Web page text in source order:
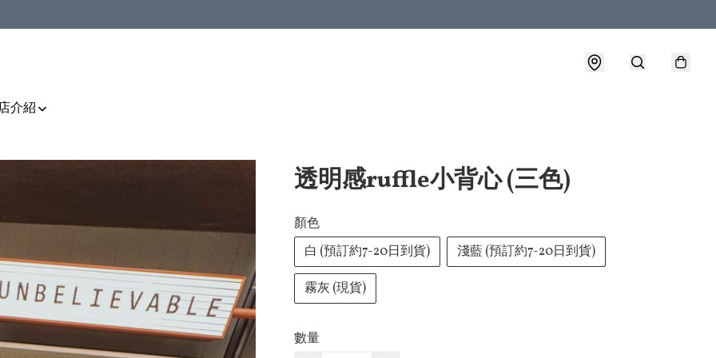
介紹
透明感ruffle小背心 (三色)
顏色
白 (預訂約7-20日到貨)
淺藍 (預訂約7-20日到貨)
霧灰 (現貨)
數量